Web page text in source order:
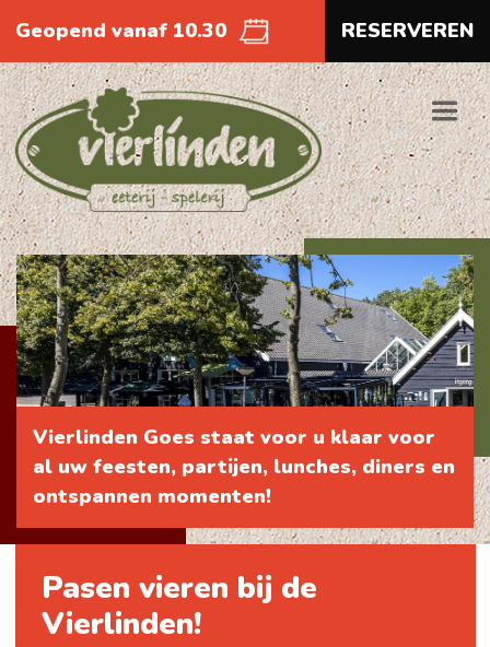
Vierlinden Goes staat voor u klaar voor
al uw feesten, partijen, lunches, diners en
ontspannen momenten!
RESERVEREN
Pasen vieren bij de
Vierlinden!
Geopend vanaf 10.30